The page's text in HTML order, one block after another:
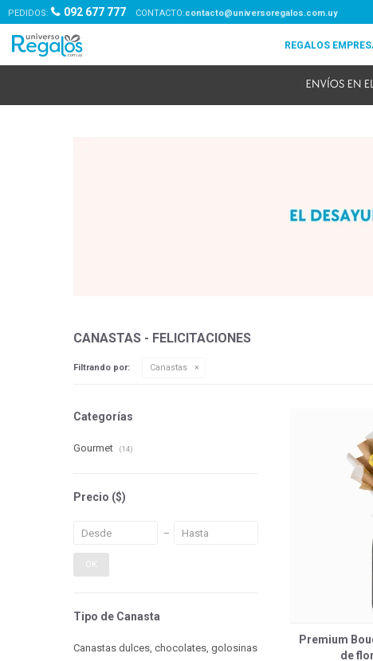
PEDIDOS: 092 677 777 contacto@universoregalos.com.uy
CANASTAS - FELICITACIONES
Filtrando por: Canastas
Premium
de
Categorías
Gourmet (14)
Precio ($)
OK
Tipo de Canasta
Canastas dulces, chocolates, golosinas